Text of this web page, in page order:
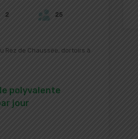
2 25
Rez de Chaussée, dortoirs à
polyvalente
jour